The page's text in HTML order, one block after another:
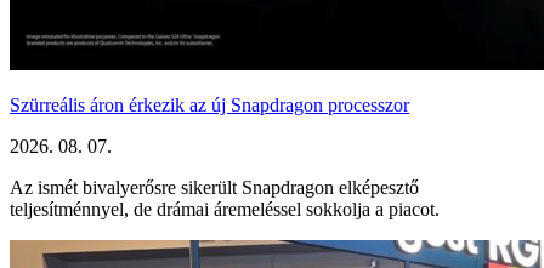
Szürreális áron érkezik az új Snapdragon processzor
2026. 08. 07.
Az ismét bivalyerősre sikerült Snapdragon elképesztő
teljesítménnyel, de drámai áremeléssel sokkolja a piacot.